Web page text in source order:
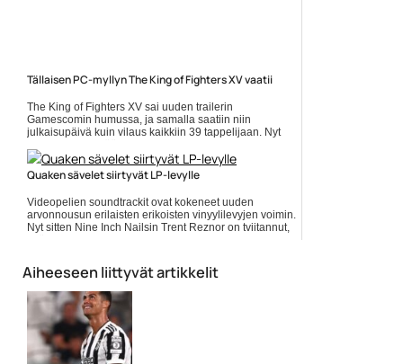
Tällaisen PC-myllyn The King of Fighters XV vaatii
The King of Fighters XV sai uuden trailerin
Gamescomin humussa, ja samalla saatiin niin
julkaisupäivä kuin vilaus kaikkiin 39 tappelijaan. Nyt
https://www.gamereactor.fi/uutiset/878993/Tallaisen+PCm...
Yleinen
Quaken sävelet siirtyvät LP-levylle
Videopelien soundtrackit ovat kokeneet uuden
arvonnousun erilaisten erikoisten vinyylilevyjen voimin.
Nyt sitten Nine Inch Nailsin Trent Reznor on tviitannut,
Yleinen
Aiheeseen liittyvät artikkelit